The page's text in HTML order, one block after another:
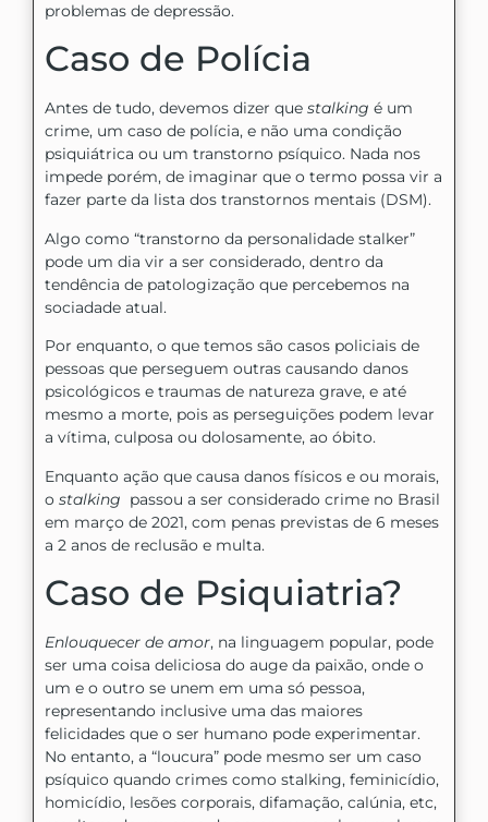
problemas de depressão.
Caso de Polícia
Antes de tudo, devemos dizer que stalking é um
crime, um caso de polícia, e não uma condição
psiquiátrica ou um transtorno psíquico. Nada nos
impede porém, de imaginar que o termo possa vir a
fazer parte da lista dos transtornos mentais (DSM).
Algo como “transtorno da personalidade stalker”
pode um dia vir a ser considerado, dentro da
tendência de patologização que percebemos na
sociadade atual.
Por enquanto, o que temos são casos policiais de
pessoas que perseguem outras causando danos
psicológicos e traumas de natureza grave, e até
mesmo a morte, pois as perseguições podem levar
a vítima, culposa ou dolosamente, ao óbito.
Enquanto ação que causa danos físicos e ou morais,
o stalking passou a ser considerado crime no Brasil
em março de 2021, com penas previstas de 6 meses
a 2 anos de reclusão e multa.
Caso de Psiquiatria?
Enlouquecer de amor, na linguagem popular, pode
ser uma coisa deliciosa do auge da paixão, onde o
um e o outro se unem em uma só pessoa,
representando inclusive uma das maiores
felicidades que o ser humano pode experimentar.
No entanto, a “loucura” pode mesmo ser um caso
psíquico quando crimes como stalking, feminicídio,
homicídio, lesões corporais, difamação, calúnia, etc,